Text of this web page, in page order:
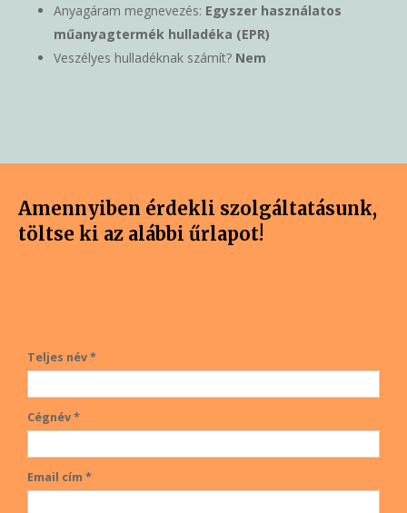
Anyagáram megnevezés: Egyszer használatos
műanyagtermék hulladéka (EPR)
Veszélyes hulladéknak számít? Nem
Amennyiben érdekli szolgáltatásunk,
töltse ki az alábbi űrlapot!
Teljes név *
Cégnév *
Email cím *